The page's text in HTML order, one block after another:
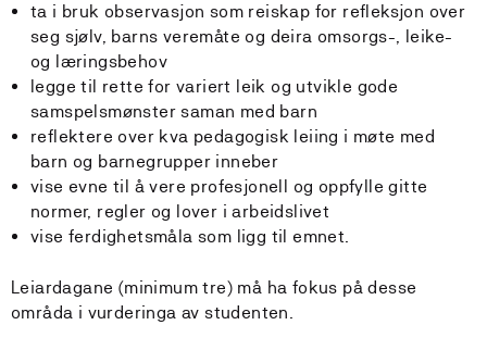
ta i bruk observasjon som reiskap for refleksjon over
seg sjølv, barns veremåte og deira omsorgs-, leike-
og læringsbehov
legge til rette for variert leik og utvikle gode
samspelsmønster saman med barn
reflektere over kva pedagogisk leiing i møte med
barn og barnegrupper inneber
vise evne til å vere profesjonell og oppfylle gitte
normer, regler og lover i arbeidslivet
vise ferdighetsmåla som ligg til emnet.
Leiardagane (minimum tre) må ha fokus på desse
områda i vurderinga av studenten.